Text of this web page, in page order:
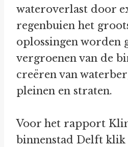
wateroverlast door
regenbuien het
oplossingen worden
vergroenen van de
creëren van
pleinen en straten.
Voor het rapport
binnenstad Delft klik